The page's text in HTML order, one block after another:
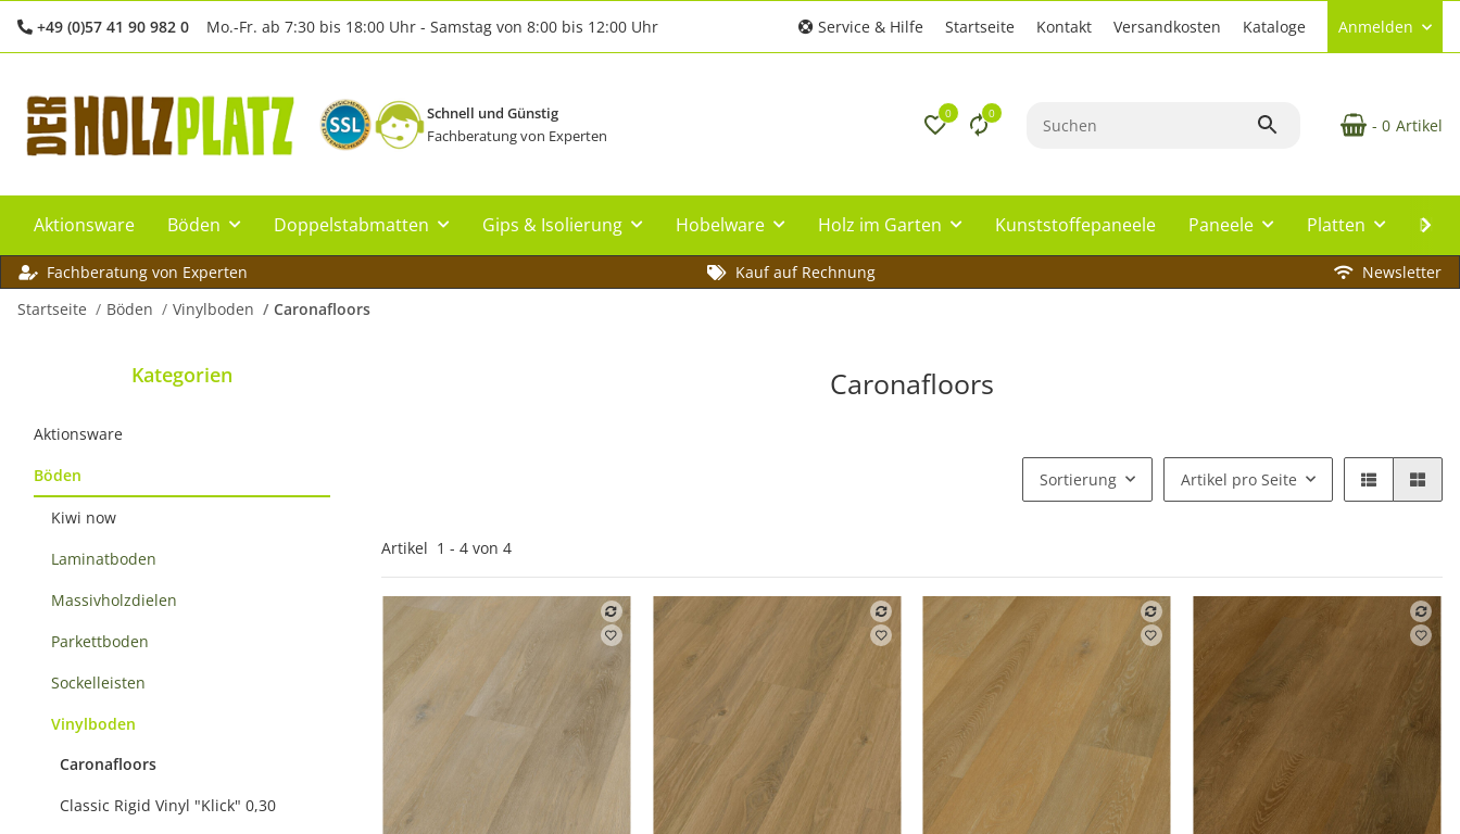
+49 (0)57 41 90 982 0 Mo.-Fr. ab 7:30 bis 18:00 Uhr - Samstag von 8:00 bis 12:00 Uhr Service & Hilfe Startseite Kontakt Versandkosten Kataloge Anmelden
Schnell und Günstig
Fachberatung von Experten
0 0
- 0 Artikel
Aktionsware Böden Doppelstabmatten Gips & Isolierung Hobelware Holz im Garten Kunststoffepaneele Paneele Platten
Fachberatung von Experten Kauf auf Rechnung
Newsletter
Startseite
Böden Vinylboden Caronafloors
Caronafloors
Sortierung Artikel pro Seite
Artikel 1 - 4 von 4
Kategorien
Aktionsware
Böden
Kiwi now
Laminatboden
Massivholzdielen
Parkettboden
Sockelleisten
Vinylboden
Caronafloors
Classic Rigid Vinyl "Klick" 0,30